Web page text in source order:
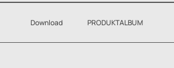
Download PRODUKTALBUM